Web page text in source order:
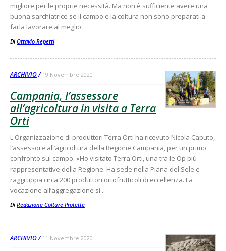
migliore per le proprie necessità. Ma non è sufficiente avere una
buona sarchiatrice se il campo e la coltura non sono preparati a
farla lavorare al meglio
Di Ottavio Repetti
ARCHIVIO 19 Novembre 2020
Campania, l’assessore
all’agricoltura in visita a Terra
Orti
L'Organizzazione di produttori Terra Orti ha ricevuto Nicola Caputo,
l’assessore all’agricoltura della Regione Campania, per un primo
confronto sul campo. «Ho visitato Terra Orti, una tra le Op più
rappresentative della Regione. Ha sede nella Piana del Sele e
raggruppa circa 200 produttori ortofrutticoli di eccellenza. La
vocazione all’aggregazione si...
Di Redazione Colture Protette
ARCHIVIO 11 Novembre 2020